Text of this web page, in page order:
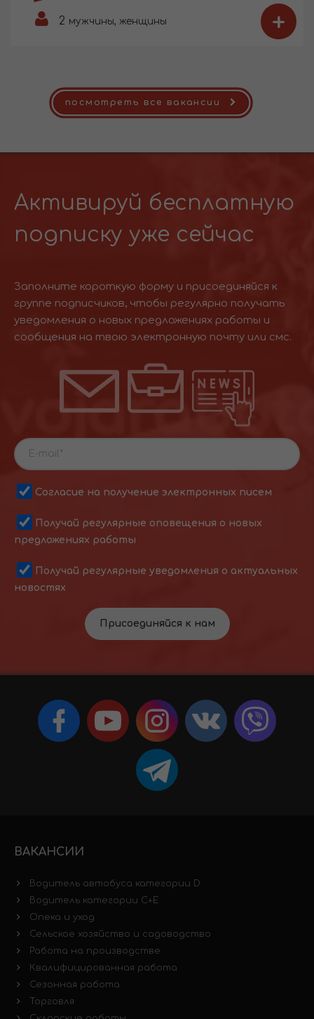
2 мужчины, женщины +
посмотреть все вакансии
Активируй бесплатную
подписку уже сейчас
Заполните короткую форму и присоединяйся к
группе подписчиков, чтобы регулярно получать
уведомления о новых предложениях работы и
сообщения на твою электронную почту или смс.
Согласие на получение электронных писем
Получай регулярные оповещения о новых
предложениях работы
Получай регулярные уведомления о актуальных
новостях
Присоединяйся к нам
ВАКАНСИИ
Водитель автобуса категории D
Водитель категории C+E
Опека и уход
Сельское хозяйство и садоводство
Работа на производстве
Квалифицированная работа
Сезонная работа
Торговля